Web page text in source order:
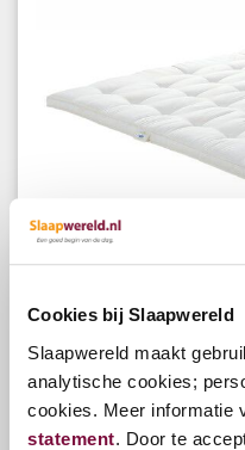
Cookies bij Slaapwereld
Slaapwereld maakt
analytische cookies;
cookies. Meer informatie
statement. Door te
Pullman Goldline